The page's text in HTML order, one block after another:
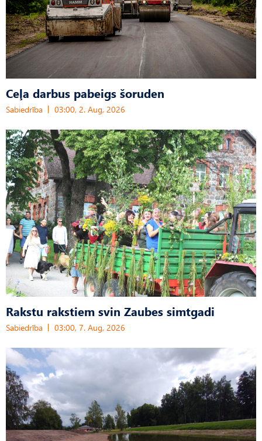
Ceļa darbus pabeigs šoruden
Sabiedrība 03:00, 2. Aug, 2026
Rakstu rakstiem svin Zaubes simtgadi
Sabiedrība 03:00, 7. Aug, 2026